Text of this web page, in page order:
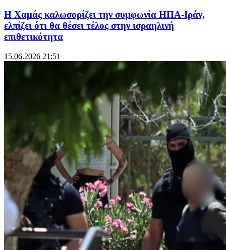
Η Χαμάς καλωσορίζει την συμφωνία ΗΠΑ-Ιράν,
ελπίζει ότι θα θέσει τέλος στην ισραηλινή
επιθετικότητα
15.06.2026 21:51